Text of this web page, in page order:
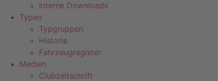
Interne Downloads
Typen
Typgruppen
Historie
Fahrzeugregister
Medien
Clubzeitschrift